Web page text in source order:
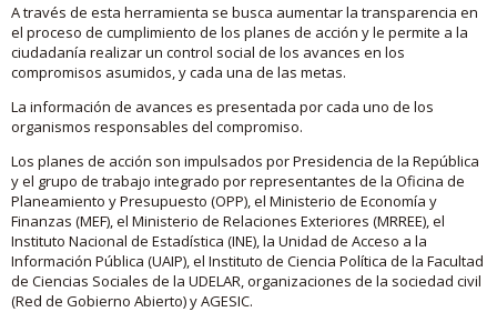
A través de esta herramienta se busca aumentar la transparencia en
el proceso de cumplimiento de los planes de acción y le permite a la
ciudadanía realizar un control social de los avances en los
compromisos asumidos, y cada una de las metas.
La información de avances es presentada por cada uno de los
organismos responsables del compromiso.
Los planes de acción son impulsados por Presidencia de la República
y el grupo de trabajo integrado por representantes de la Oficina de
Planeamiento y Presupuesto (OPP), el Ministerio de Economía y
Finanzas (MEF), el Ministerio de Relaciones Exteriores (MRREE), el
Instituto Nacional de Estadística (INE), la Unidad de Acceso a la
Información Pública (UAIP), el Instituto de Ciencia Política de la Facultad
de Ciencias Sociales de la UDELAR, organizaciones de la sociedad civil
(Red de Gobierno Abierto) y AGESIC.